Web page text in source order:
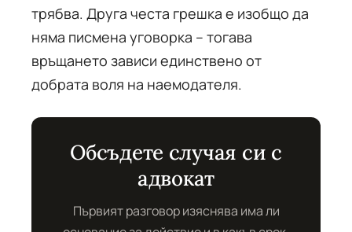
трябва. Друга честа грешка е изобщо да
няма писмена уговорка – тогава
връщането зависи единствено от
добрата воля на наемодателя.
Обсъдете случая си с
адвокат
Първият разговор изяснява има ли